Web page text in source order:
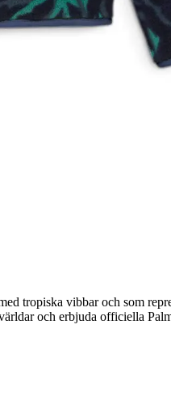
tropiska vibbar och som
och erbjuda officiella